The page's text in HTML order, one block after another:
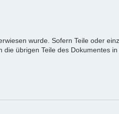
wurde. Sofern Teile oder
übrigen Teile des Dokumentes